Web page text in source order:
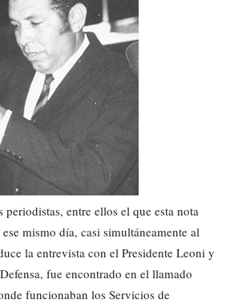
entre ellos el que esta nota
mismo día, casi simultáneamente al
la entrevista con el Presidente Leoni y
fue encontrado en el llamado
funcionaban los Servicios de